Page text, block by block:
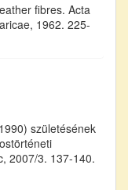
fibres. Acta
1962. 225-
születésének
2007/3. 137-140.